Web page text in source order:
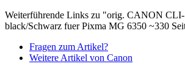
Weiterführende Links zu "orig. CANON
black/Schwarz fuer Pixma MG 6350 ~330
Fragen zum Artikel?
Weitere Artikel von Canon